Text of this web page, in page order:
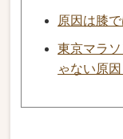
原因は膝
東京マラソ
ゃない原